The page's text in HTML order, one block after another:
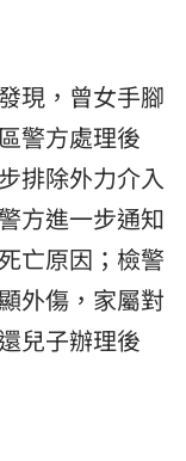
現，曾女手腳
警方處理後
排除外力介入
方進一步通知
亡原因；檢警
外傷，家屬對
兒子辦理後